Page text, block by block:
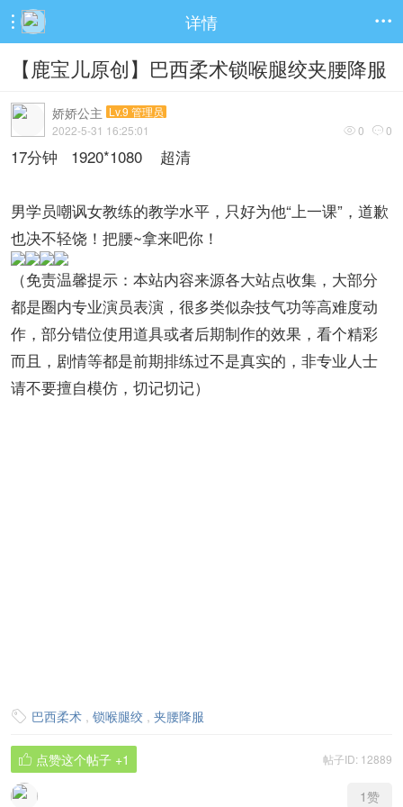
 详情 
【鹿宝儿原创】巴西柔术锁喉腿绞夹腰降服
娇娇公主 Lv.9 管理员
 0  0
2022-5-31 16:25:01
17分钟 1920*1080 超清
男学员嘲讽女教练的教学水平，只好为他“上一课”，道歉
也决不轻饶！把腰~拿来吧你！
（免责温馨提示：本站内容来源各大站点收集，大部分
都是圈内专业演员表演，很多类似杂技气功等高难度动
作，部分错位使用道具或者后期制作的效果，看个精彩
而且，剧情等都是前期排练过不是真实的，非专业人士
请不要擅自模仿，切记切记）
 巴西柔术 , 锁喉腿绞 , 夹腰降服
帖子ID: 12889
 点赞这个帖子 +1
1赞